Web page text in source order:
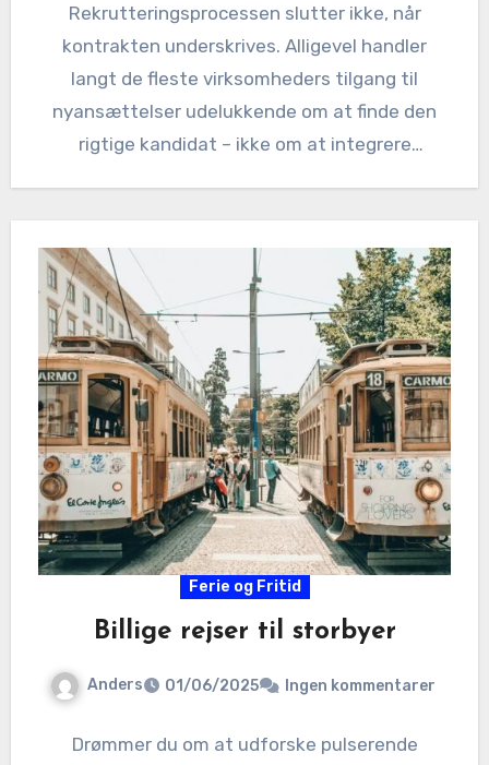
Rekrutteringsprocessen slutter ikke, når
kontrakten underskrives. Alligevel handler
langt de fleste virksomheders tilgang til
nyansættelser udelukkende om at finde den
rigtige kandidat – ikke om at integrere
Ferie og Fritid
Billige rejser til storbyer
Anders 01/06/2025 Ingen kommentarer
Drømmer du om at udforske pulserende